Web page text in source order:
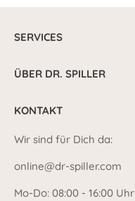
SERVICES
ÜBER DR. SPILLER
KONTAKT
Wir sind für Dich da:
online@dr-spiller.com
Mo-Do: 08:00 - 16:00 Uhr